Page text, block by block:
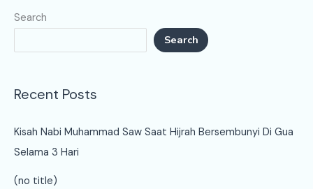
Search
Search
Recent Posts
Kisah Nabi Muhammad Saw Saat Hijrah Bersembunyi Di Gua
Selama 3 Hari
(no title)